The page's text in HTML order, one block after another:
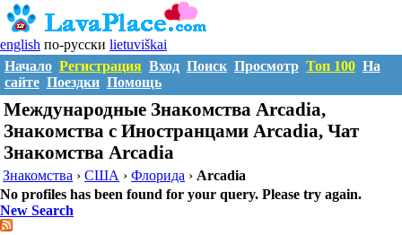
english по-русски lietuviškai
Начало Регистрация Вход Поиск Просмотр Топ 100 На
сайте Поездки Помощь
Международные Знакомства Arcadia,
Знакомства с Иностранцами Arcadia, Чат
Знакомства Arcadia
Знакомства ›США ›Флорида › Arcadia
No profiles has been found for your query. Please try again.
New Search